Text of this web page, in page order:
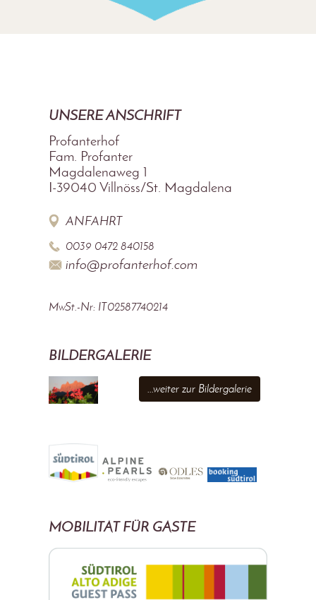
UNSERE ANSCHRIFT
Profanterhof
Fam. Profanter
Magdalenaweg 1
I-39040 Villnöss/St. Magdalena
ANFAHRT
0039 0472 840158
info@profanterhof.com
MwSt.-Nr: IT02587740214
BILDERGALERIE
...weiter zur Bildergalerie
MOBILITÄT FÜR GÄSTE